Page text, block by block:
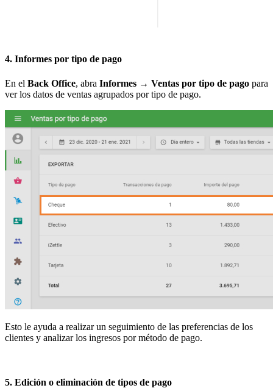
4. Informes por tipo de pago
En el Back Office, abra Informes → Ventas por tipo de pago para
ver los datos de ventas agrupados por tipo de pago.
Esto le ayuda a realizar un seguimiento de las preferencias de los
clientes y analizar los ingresos por método de pago.
5. Edición o eliminación de tipos de pago